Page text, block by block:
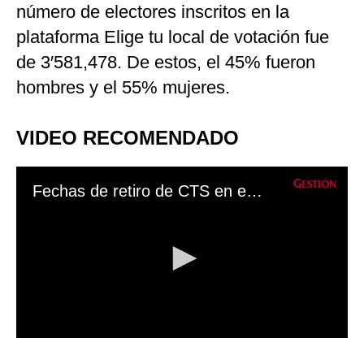
número de electores inscritos en la
plataforma Elige tu local de votación fue
de 3′581,478. De estos, el 45% fueron
hombres y el 55% mujeres.
VIDEO RECOMENDADO
Fechas de retiro de CTS en entidades bancarias